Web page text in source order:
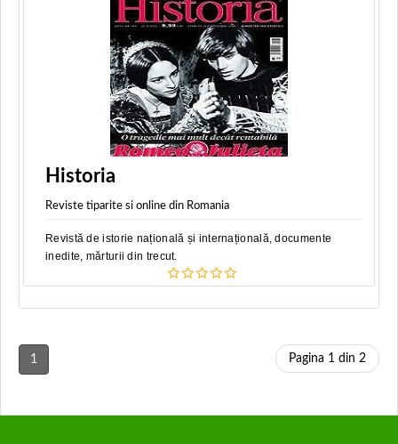
Historia
Reviste tiparite si online din Romania
Revistă de istorie națională și internațională, documente
inedite, mărturii din trecut.
1 Pagina 1 din 2